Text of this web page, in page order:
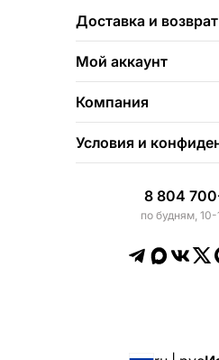
Доставка и возврат
Мой аккаунт
Компания
Условия и
8 804
по будням,